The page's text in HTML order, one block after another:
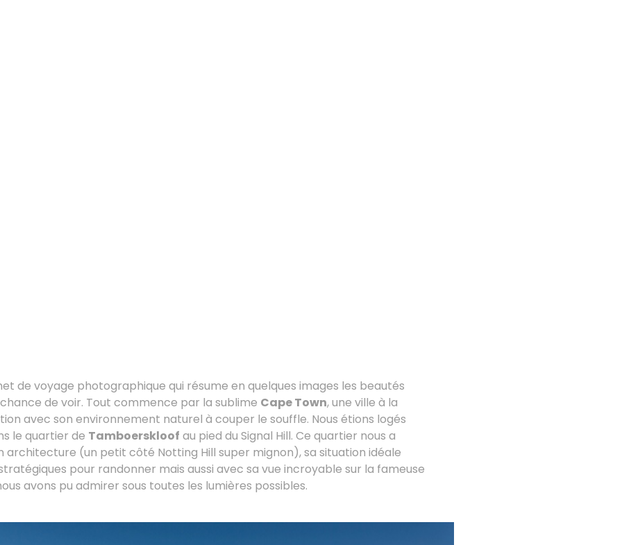
de voyage photographique qui résume en quelques images les beautés
de voir. Tout commence par la sublime Cape Town, une ville à la
avec son environnement naturel à couper le souffle. Nous étions logés
le quartier de Tamboerskloof au pied du Signal Hill. Ce quartier nous a
architecture (un petit côté Notting Hill super mignon), sa situation idéale
pour randonner mais aussi avec sa vue incroyable sur la fameuse
avons pu admirer sous toutes les lumières possibles.